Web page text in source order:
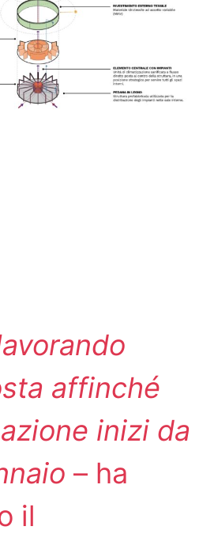
affinché
inizi da
– ha
il